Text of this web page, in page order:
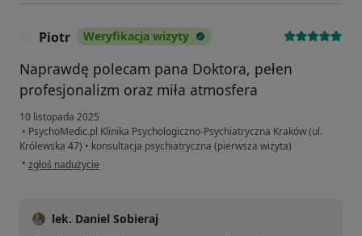
Piotr Weryfikacja wizyty
Naprawdę polecam pana Doktora, pełen
profesjonalizm oraz miła atmosfera
10 listopada 2025
• PsychoMedic.pl Klinika Psychologiczno-Psychiatryczna Kraków (ul.
Królewska 47) • konsultacja psychiatryczna (pierwsza wizyta)
• w opinii użytkownika Piotr
zgłoś nadużycie
lek. Daniel Sobieraj